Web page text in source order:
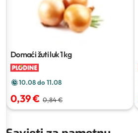
Domaći žuti luk1 kg
10.08 do 11.08
0,39 € 0,84 €